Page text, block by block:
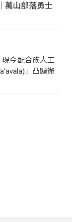
萬山部落勇士
今配合族人工
」凸顯辦